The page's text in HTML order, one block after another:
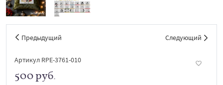
Предыдущий Следующий
Артикул RPE-3761-010
500 руб.